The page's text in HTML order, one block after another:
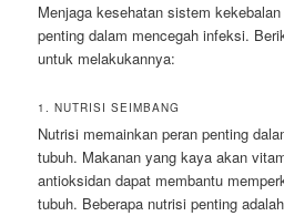
Menjaga kesehatan sistem
penting dalam mencegah infeksi.
untuk melakukannya:
1. NUTRISI SEIMBANG
Nutrisi memainkan peran penting
tubuh. Makanan yang kaya akan
antioksidan dapat membantu
tubuh. Beberapa nutrisi penting